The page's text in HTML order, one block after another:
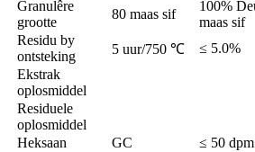
Granulêre
grootte
80 maas sif
100%
maas sif
Residu by
ontsteking
5 uur/750 ℃ ≤ 5.0%
Ekstrak
oplosmiddel
Residuele
oplosmiddel
Heksaan
GC ≤ 50 dpm